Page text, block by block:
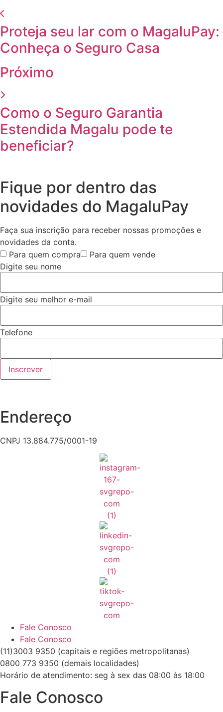
Proteja seu lar com o MagaluPay:
Conheça o Seguro Casa
Próximo
Como o Seguro Garantia
Estendida Magalu pode te
beneficiar?
Fique por dentro das
novidades do MagaluPay
Faça sua inscrição para receber nossas promoções e
novidades da conta.
Para quem compra
Para quem vende
Digite seu nome
Digite seu melhor e-mail
Telefone
Inscrever
Endereço
CNPJ 13.884.775/0001-19
Fale Conosco
Fale Conosco
(11)3003 9350 (capitais e regiões metropolitanas)
0800 773 9350 (demais localidades)
Horário de atendimento: seg à sex das 08:00 às 18:00
Fale Conosco